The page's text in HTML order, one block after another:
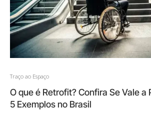
Traço ao Espaço
O que é Retrofit? Confira Se Vale a
5 Exemplos no Brasil